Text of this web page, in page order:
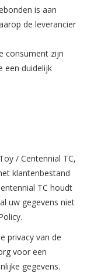
is aan
de leverancier
consument zijn
een duidelijk
/ Centennial TC,
klantenbestand
TC houdt
uw gegevens niet
privacy van de
voor een
gegevens.